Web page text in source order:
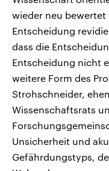
wieder neu bewertet
Entscheidung
dass die
Entscheidung nicht
weitere Form des
Strohschneider,
Wissenschaftsrats
Unsicherheit und
Gefährdungstyps,